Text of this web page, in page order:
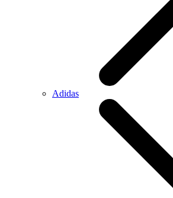
Adidas